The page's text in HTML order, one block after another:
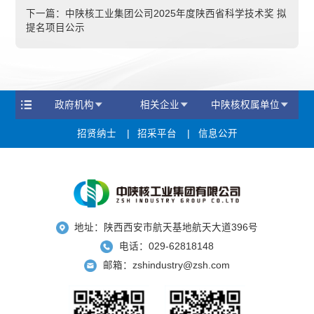
下一篇： 中陕核工业集团公司2025年度陕西省科学技术奖 拟
提名项目公示
政府机构 相关企业 中陕核权属单位
招贤纳士 招采平台 信息公开
地址：陕西西安市航天基地航天大道396号
电话：029-62818148
邮箱：zshindustry@zsh.com